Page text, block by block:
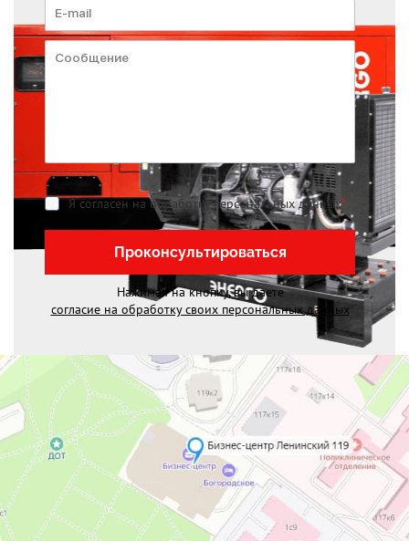
Я согласен на обработку персональных данных*
Проконсультироваться
Нажимая на кнопку, вы даете
согласие на обработку своих персональных данных